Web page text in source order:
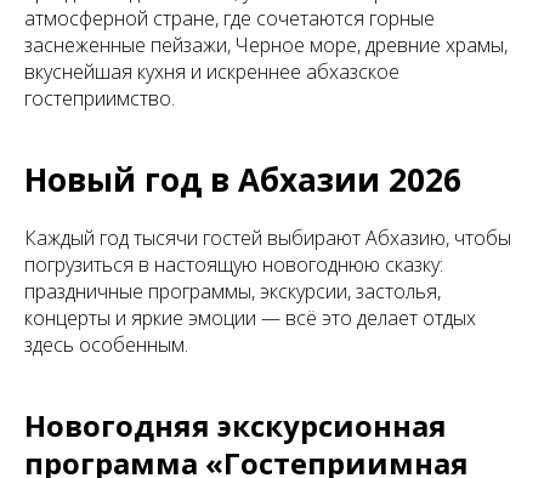
атмосферной стране, где сочетаются горные
заснеженные пейзажи, Черное море, древние храмы,
вкуснейшая кухня и искреннее абхазское
гостеприимство.
Новый год в Абхазии 2026
Каждый год тысячи гостей выбирают Абхазию, чтобы
погрузиться в настоящую новогоднюю сказку:
праздничные программы, экскурсии, застолья,
концерты и яркие эмоции — всё это делает отдых
здесь особенным.
Новогодняя экскурсионная
программа «Гостеприимная